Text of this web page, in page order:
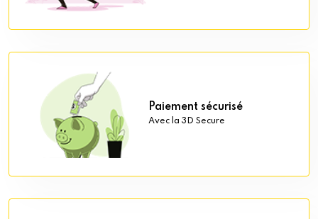
Paiement sécurisé
Avec la 3D Secure